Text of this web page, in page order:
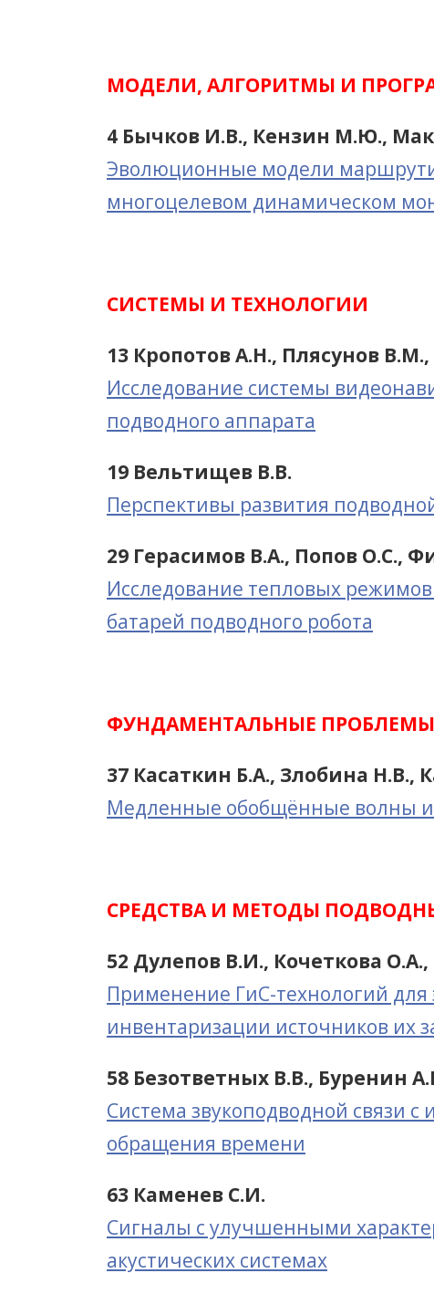
МОДЕЛИ, АЛГОРИТМЫ И
4 Бычков И.В., Кензин М.Ю.,
Эволюционные модели
многоцелевом динамическом
СИСТЕМЫ И ТЕХНОЛОГИИ
13 Кропотов А.Н., Плясунов
Исследование системы
подводного аппарата
19 Вельтищев В.В.
Перспективы развития
29 Герасимов В.А., Попов О.С.,
Исследование тепловых
батарей подводного робота
ФУНДАМЕНТАЛЬНЫЕ
37 Касаткин Б.А., Злобина Н.В.,
Медленные обобщённые волны и
СРЕДСТВА И МЕТОДЫ
52 Дулепов В.И., Кочеткова
Применение ГиС-технологий
инвентаризации источников их
58 Безответных В.В., Буренин
Система звукоподводной связи
обращения времени
63 Каменев С.И.
Сигналы с улучшенными
акустических системах